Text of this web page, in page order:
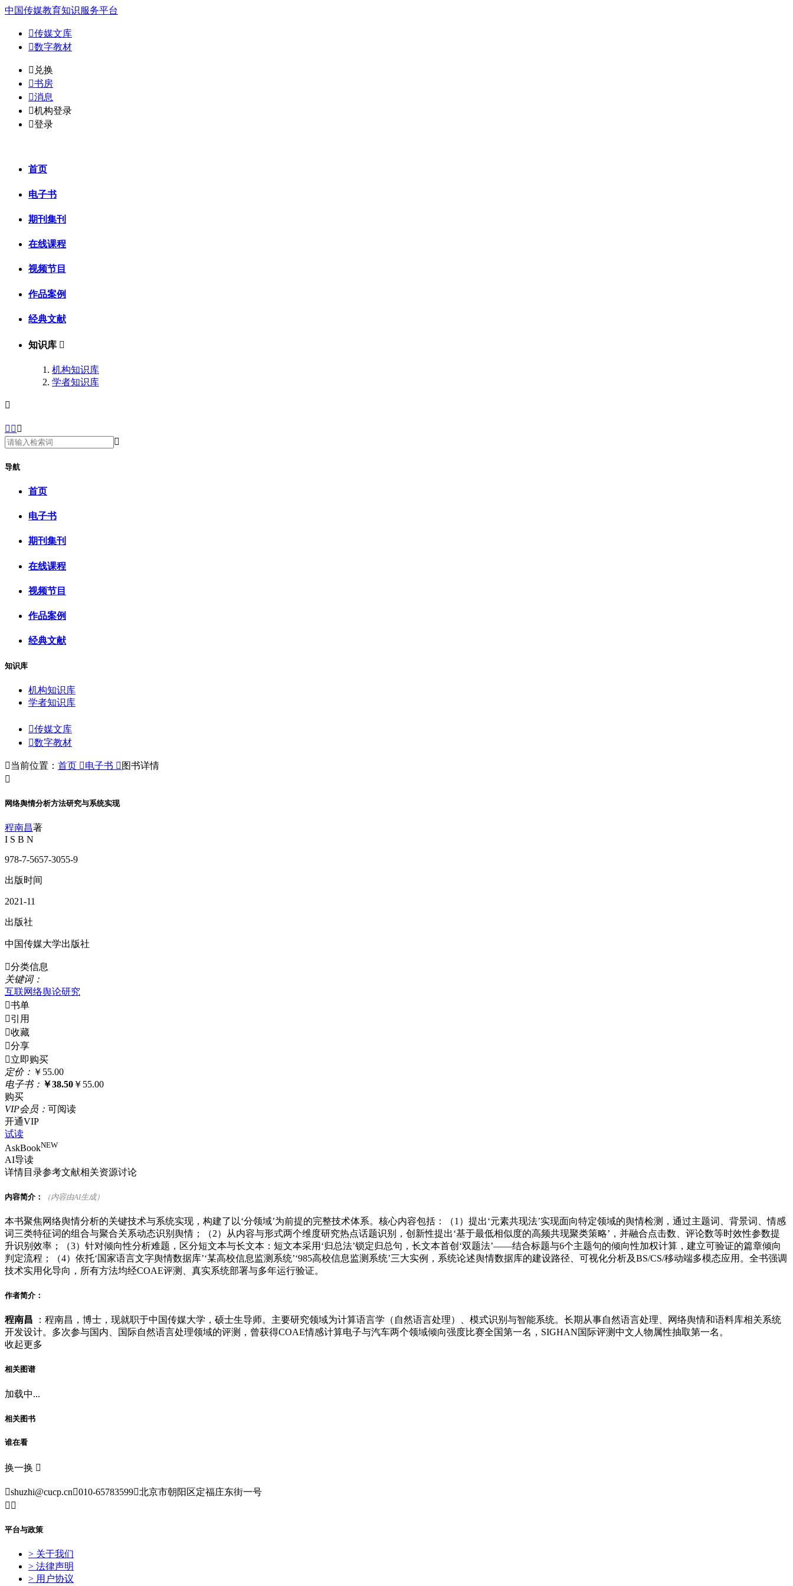
中国传媒教育知识服务平台
传媒文库
数字教材
𐈈 兑换
书房
消息
机构登录
登录
首页
电子书
期刊集刊
在线课程
视频节目
作品案例
经典文献
知识库 
机构知识库
学者知识库

  

导航
首页
电子书
期刊集刊
在线课程
视频节目
作品案例
经典文献
知识库
机构知识库
学者知识库
传媒文库
数字教材
当前位置： 首页 电子书  图书详情

网络舆情分析方法研究与系统实现
程南昌著
I S B N
978-7-5657-3055-9
出版时间
2021-11
出版社
中国传媒大学出版社
分类信息
关键词：
互联网络舆论研究
书单
引用
收藏
分享
立即购买
定价： ￥55.00
电子书： ￥38.50 ￥55.00
购买
VIP会员： 可阅读
开通VIP
试读
AskBookNEW
AI导读
详情目录参考文献相关资源讨论
内容简介： （内容由AI生成）
本书聚焦网络舆情分析的关键技术与系统实现，构建了以‘分领域’为前提的完整技术体系。核心内容包括：（1）提出‘元素共现法’实现面向特定领域的舆情检测，通过主题词、背景词、情感
词三类特征词的组合与聚合关系动态识别舆情；（2）从内容与形式两个维度研究热点话题识别，创新性提出‘基于最低相似度的高频共现聚类策略’，并融合点击数、评论数等时效性参数提
升识别效率；（3）针对倾向性分析难题，区分短文本与长文本：短文本采用‘归总法’锁定归总句，长文本首创‘双题法’——结合标题与6个主题句的倾向性加权计算，建立可验证的篇章倾向
判定流程；（4）依托‘国家语言文字舆情数据库’‘某高校信息监测系统’‘985高校信息监测系统’三大实例，系统论述舆情数据库的建设路径、可视化分析及BS/CS/移动端多模态应用。全书强调
技术实用化导向，所有方法均经COAE评测、真实系统部署与多年运行验证。
作者简介：
程南昌 ：程南昌，博士，现就职于中国传媒大学，硕士生导师。主要研究领域为计算语言学（自然语言处理）、模式识别与智能系统。长期从事自然语言处理、网络舆情和语料库相关系统
开发设计。多次参与国内、国际自然语言处理领域的评测，曾获得COAE情感计算电子与汽车两个领域倾向强度比赛全国第一名，SIGHAN国际评测中文人物属性抽取第一名。
收起更多
相关图谱
加载中...
相关图书
谁在看
换一换 
shuzhi@cucp.cn010-65783599北京市朝阳区定福庄东街一号
 
平台与政策
> 关于我们
> 法律声明
> 用户协议